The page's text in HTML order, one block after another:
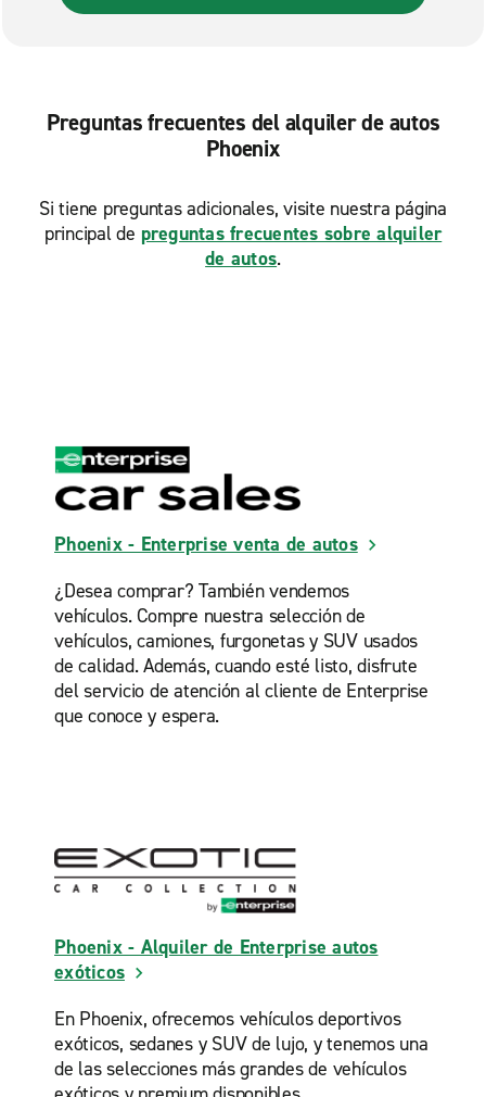
Tempe, Optimist Park
Preguntas frecuentes del alquiler de autos
Phoenix
Si tiene preguntas adicionales, visite nuestra página
principal de preguntas frecuentes sobre alquiler
de autos.
Phoenix - Enterprise venta de autos
¿Desea comprar? También vendemos
vehículos. Compre nuestra selección de
vehículos, camiones, furgonetas y SUV usados
de calidad. Además, cuando esté listo, disfrute
del servicio de atención al cliente de Enterprise
que conoce y espera.
Phoenix - Alquiler de Enterprise autos
exóticos
En Phoenix, ofrecemos vehículos deportivos
exóticos, sedanes y SUV de lujo, y tenemos una
de las selecciones más grandes de vehículos